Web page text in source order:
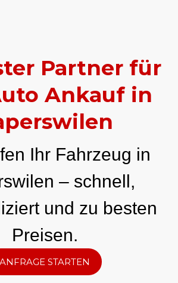
Partner für
Ankauf in
Ihr Fahrzeug in
– schnell,
und zu besten
Preisen.
ANFRAGE STARTEN